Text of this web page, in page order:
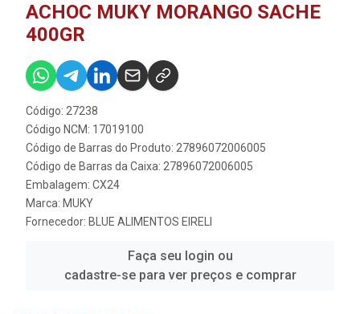
ACHOC MUKY MORANGO SACHE
400GR
Código: 27238
Código NCM: 17019100
Código de Barras do Produto: 27896072006005
Código de Barras da Caixa: 27896072006005
Embalagem: CX24
Marca: MUKY
Fornecedor: BLUE ALIMENTOS EIRELI
Faça seu login ou
cadastre-se para ver preços e comprar